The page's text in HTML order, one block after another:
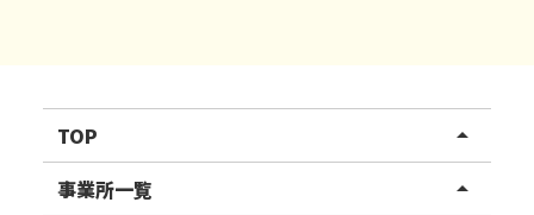
TOP arrow_drop_up
リハスワーク
事業所一覧 arrow_drop_up